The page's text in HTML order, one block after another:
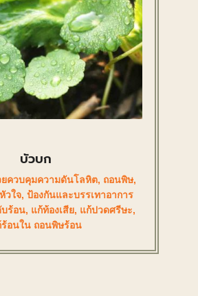
บัวบก
ควบคุมความดันโลหิต, ถอนพิษ,
วใจ,ป้องกันและบรรเทาอาการ
ร้อน, แก้ท้องเสีย, แก้ปวดศรีษะ,
ร้อนใน ถอนพิษร้อน